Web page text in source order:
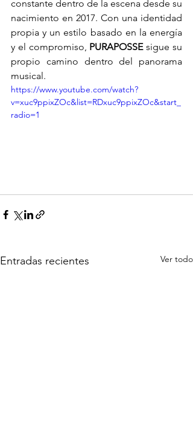
constante dentro de la escena desde su
nacimiento en 2017. Con una identidad
propia y un estilo basado en la energía
y el compromiso, PURAPOSSE sigue su
propio camino dentro del panorama
musical.
https://www.youtube.com/watch?
v=xuc9ppixZOc&list=RDxuc9ppixZOc&start_
radio=1
Entradas recientes Ver todo